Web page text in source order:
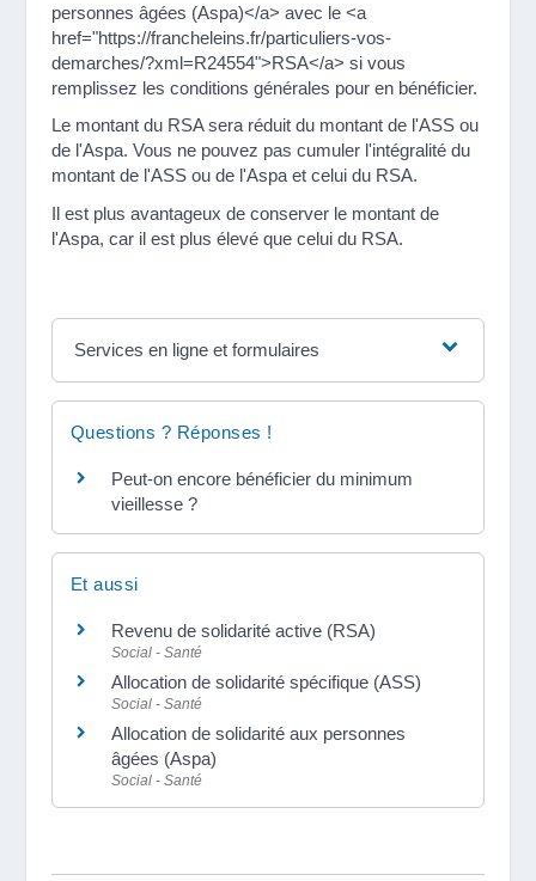
personnes âgées (Aspa)</a> avec le <a
href="https://francheleins.fr/particuliers-vos-
demarches/?xml=R24554">RSA</a> si vous
remplissez les conditions générales pour en bénéficier.
Le montant du RSA sera réduit du montant de l'ASS ou
de l'Aspa. Vous ne pouvez pas cumuler l'intégralité du
montant de l'ASS ou de l'Aspa et celui du RSA.
Il est plus avantageux de conserver le montant de
l'Aspa, car il est plus élevé que celui du RSA.
Services en ligne et formulaires
Questions ? Réponses !
Peut-on encore bénéficier du minimum
vieillesse ?
Et aussi
Revenu de solidarité active (RSA)
Social - Santé
Allocation de solidarité spécifique (ASS)
Social - Santé
Allocation de solidarité aux personnes
âgées (Aspa)
Social - Santé